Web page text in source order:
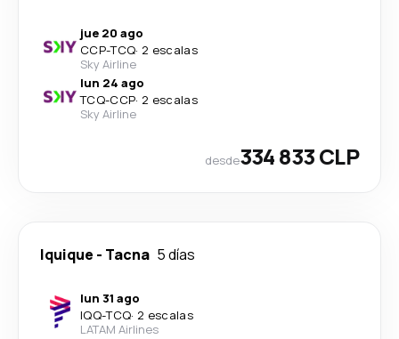
jue 20 ago
CCP-TCQ· 2 escalas
Sky Airline
lun 24 ago
TCQ-CCP· 2 escalas
Sky Airline
desde334 833 CLP
Iquique - Tacna 5 días
lun 31 ago
IQQ-TCQ· 2 escalas
LATAM Airlines